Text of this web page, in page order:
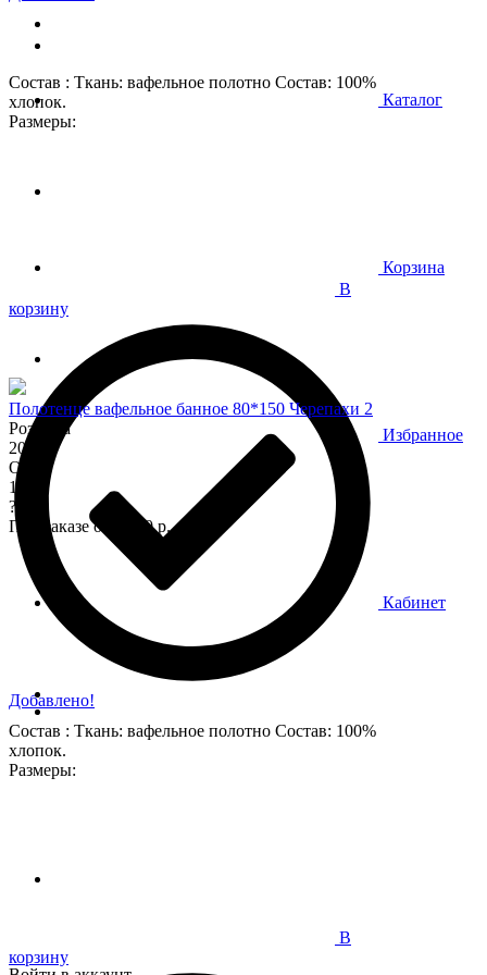
Состав : Ткань: вафельное полотно Состав: 100%
хлопок.
Размеры:
В
корзину
Добавлено!
Состав : Ткань: вафельное полотно Состав: 100%
хлопок.
Размеры:
В
корзину
Полотенце вафельное банное 80*150 Черепахи 2
Розница
200
Опт
170
?
При заказе от 7 000 р.
Каталог
Корзина
Избранное
Кабинет